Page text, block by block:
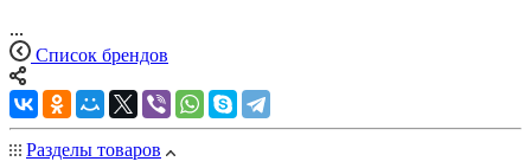
...
Список брендов
Разделы товаров